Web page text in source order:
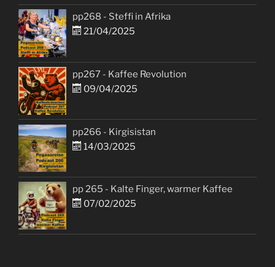
pp268 - Steffi in Afrika
21/04/2025
pp267 - Kaffee Revolution
09/04/2025
pp266 - Kirgisistan
14/03/2025
pp 265 - Kalte Finger, warmer Kaffee
07/02/2025